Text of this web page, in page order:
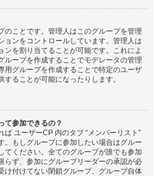
のことです。管理人はこのグループを管理
ョンをコントロールしています。管理人は
ンを割り当てることが可能です。これによ
ループを作成することでモデレータの管理
用グループを作成することで特定のユーザ
ることが可能になったりします。
て参加できるの？
ば ユーザーCP 内のタブ “メンバーリスト”
。もしグループに参加したい場合はグルー
てください。全てのグループが誰でも参加
らず、参加にグループリーダーの承認が必
け付けてない閉鎖グループ、グループ自体